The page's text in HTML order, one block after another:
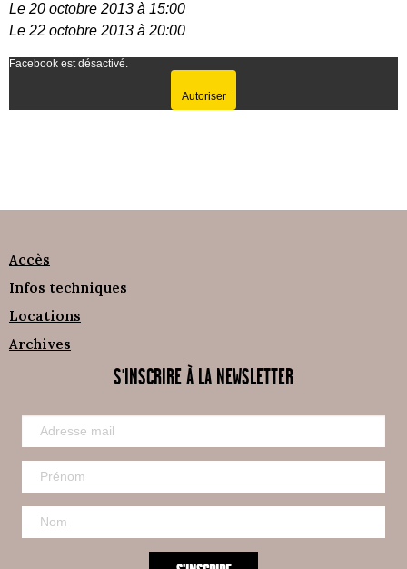
Le 20 octobre 2013 à 15:00
Le 22 octobre 2013 à 20:00
Facebook est désactivé.
Autoriser
Accès
Infos techniques
Locations
Archives
S'INSCRIRE À LA NEWSLETTER